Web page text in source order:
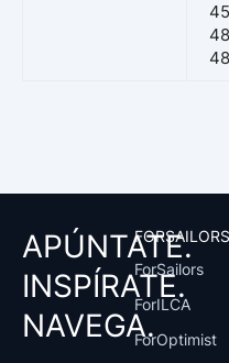
APÚNTATE.
INSPÍRATE.
NAVEGA.
FORSAILORS
ForSailors
ForILCA
ForOptimist